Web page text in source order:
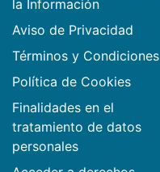
la Información
Aviso de Privacidad
Términos y Condiciones
Política de Cookies
Finalidades en el
tratamiento de datos
personales